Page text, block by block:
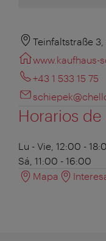
Teinfaltstraße 3,
www.kaufhaus-
+43 1 533 15 75
Horarios
Lu - Vie, 12:00 -
Sá, 11:00 - 16:00
Mapa